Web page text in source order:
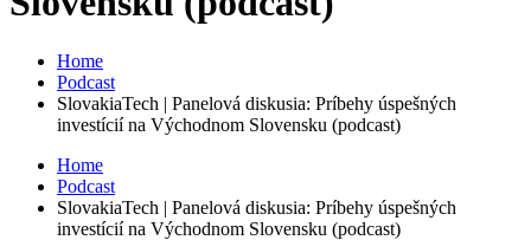
Home
Podcast
SlovakiaTech | Panelová diskusia: Príbehy úspešných
investícií na Východnom Slovensku (podcast)
Home
Podcast
SlovakiaTech | Panelová diskusia: Príbehy úspešných
investícií na Východnom Slovensku (podcast)